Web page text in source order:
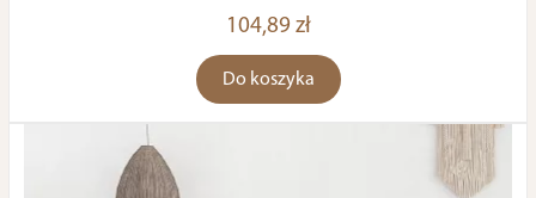
104,89 zł
Do koszyka